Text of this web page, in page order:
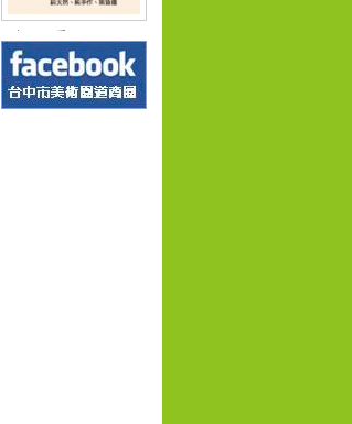
巴部屋工房(Ba...
1 2 3